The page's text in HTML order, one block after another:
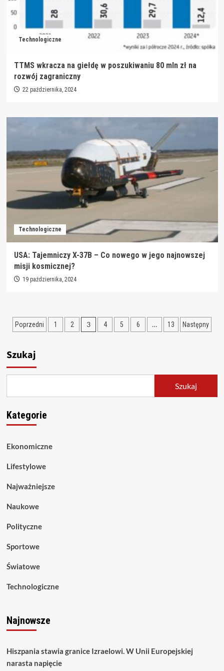
Technologiczne
TTMS wkracza na giełdę w poszukiwaniu 80 mln zł na
rozwój zagraniczny
22 października, 2024
Technologiczne
USA: Tajemniczy X-37B – Co nowego w jego najnowszej
misji kosmicznej?
19 października, 2024
Stronicowanie
Poprzedni 1 2 3 4 5 6 … 13 Następny
Szukaj
Szukaj
Kategorie
Ekonomiczne
Lifestylowe
Najważniejsze
Naukowe
Polityczne
Sportowe
Światowe
Technologiczne
Najnowsze
Hiszpania stawia granice Izraelowi. W Unii Europejskiej
narasta napięcie